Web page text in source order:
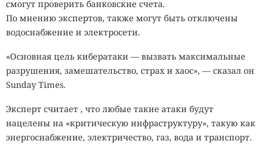
смогут проверить банковские счета.
По мнению экспертов, также могут быть отключены
водоснабжение и электросети.
«Основная цель кибератаки — вызвать максимальные
разрушения, замешательство, страх и хаос», — сказал он
Sunday Times.
Эксперт считает , что любые такие атаки будут
нацелены на «критическую инфраструктуру», такую ​​как
энергоснабжение, электричество, газ, вода и транспорт.